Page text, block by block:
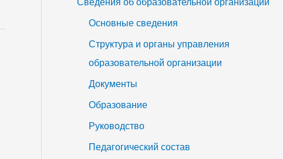
Основные сведения
Структура и органы управления
образовательной организации
Документы
Образование
Руководство
Педагогический состав